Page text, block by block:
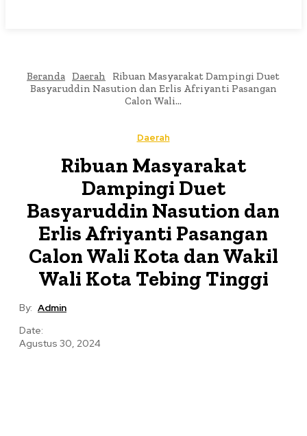
Beranda Daerah
Ribuan Masyarakat Dampingi Duet
Basyaruddin Nasution dan Erlis Afriyanti Pasangan
Calon Wali...
Daerah
Ribuan Masyarakat
Dampingi Duet
Basyaruddin Nasution dan
Erlis Afriyanti Pasangan
Calon Wali Kota dan Wakil
Wali Kota Tebing Tinggi
By: Admin
Date:
Agustus 30, 2024